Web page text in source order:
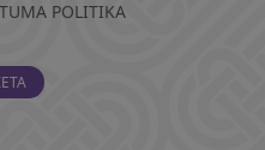
POLITIKA